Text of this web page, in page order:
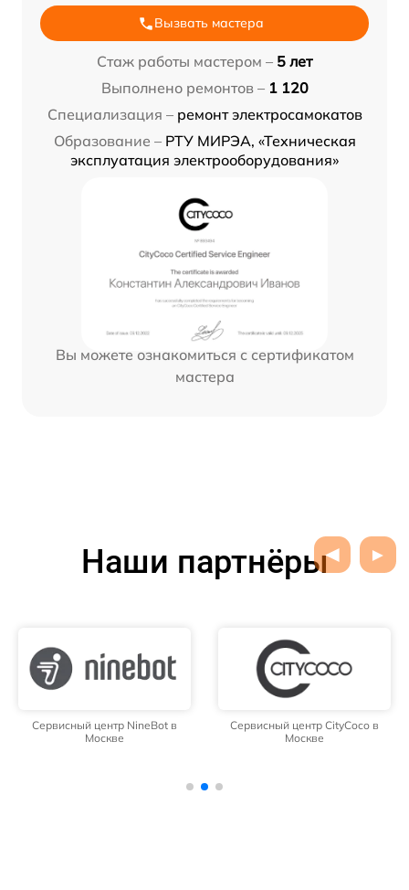
Вызвать мастера
Стаж работы мастером – 5 лет
Выполнено ремонтов – 1 120
Специализация – ремонт электросамокатов
Образование – РТУ МИРЭА, «Техническая
эксплуатация электрооборудования»
Вы можете ознакомиться с сертификатом
мастера
Наши партнёры
Сервисный центр NineBot в
Москве
Сервисный центр CityCoco в
Москве